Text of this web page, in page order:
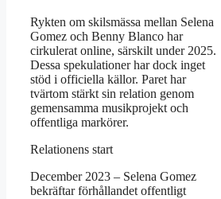
Rykten om skilsmässa mellan Selena
Gomez och Benny Blanco har
cirkulerat online, särskilt under 2025.
Dessa spekulationer har dock inget
stöd i officiella källor. Paret har
tvärtom stärkt sin relation genom
gemensamma musikprojekt och
offentliga markörer.
Relationens start
December 2023 – Selena Gomez
bekräftar förhållandet offentligt